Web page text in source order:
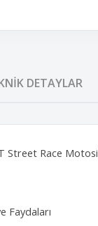
DETAYLAR
Street Race
Faydaları